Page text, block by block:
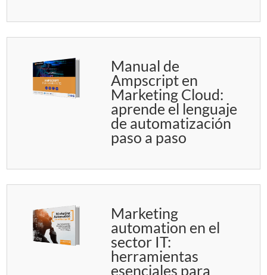
Manual de
Ampscript en
Marketing Cloud:
aprende el lenguaje
de automatización
paso a paso
Marketing
automation en el
sector IT:
herramientas
esenciales para